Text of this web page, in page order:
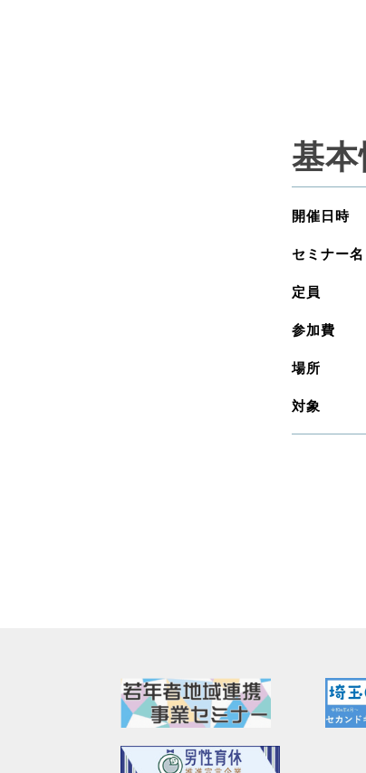
基
開催日時
セミナー名
定員
参加費
場所
対象